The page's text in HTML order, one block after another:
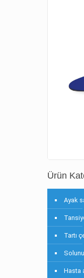
Ürün
Ayak
Tartı
Hasta